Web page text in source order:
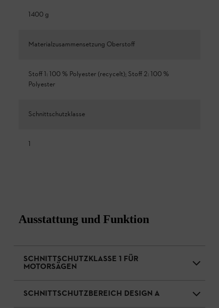
1400 g
Materialzusammensetzung Oberstoff
Stoff 1: 100 % Polyester (recycelt); Stoff 2: 100 %
Polyester
Schnittschutzklasse
1
Ausstattung und Funktion
SCHNITTSCHUTZKLASSE 1 FÜR
MOTORSÄGEN
SCHNITTSCHUTZBEREICH DESIGN A